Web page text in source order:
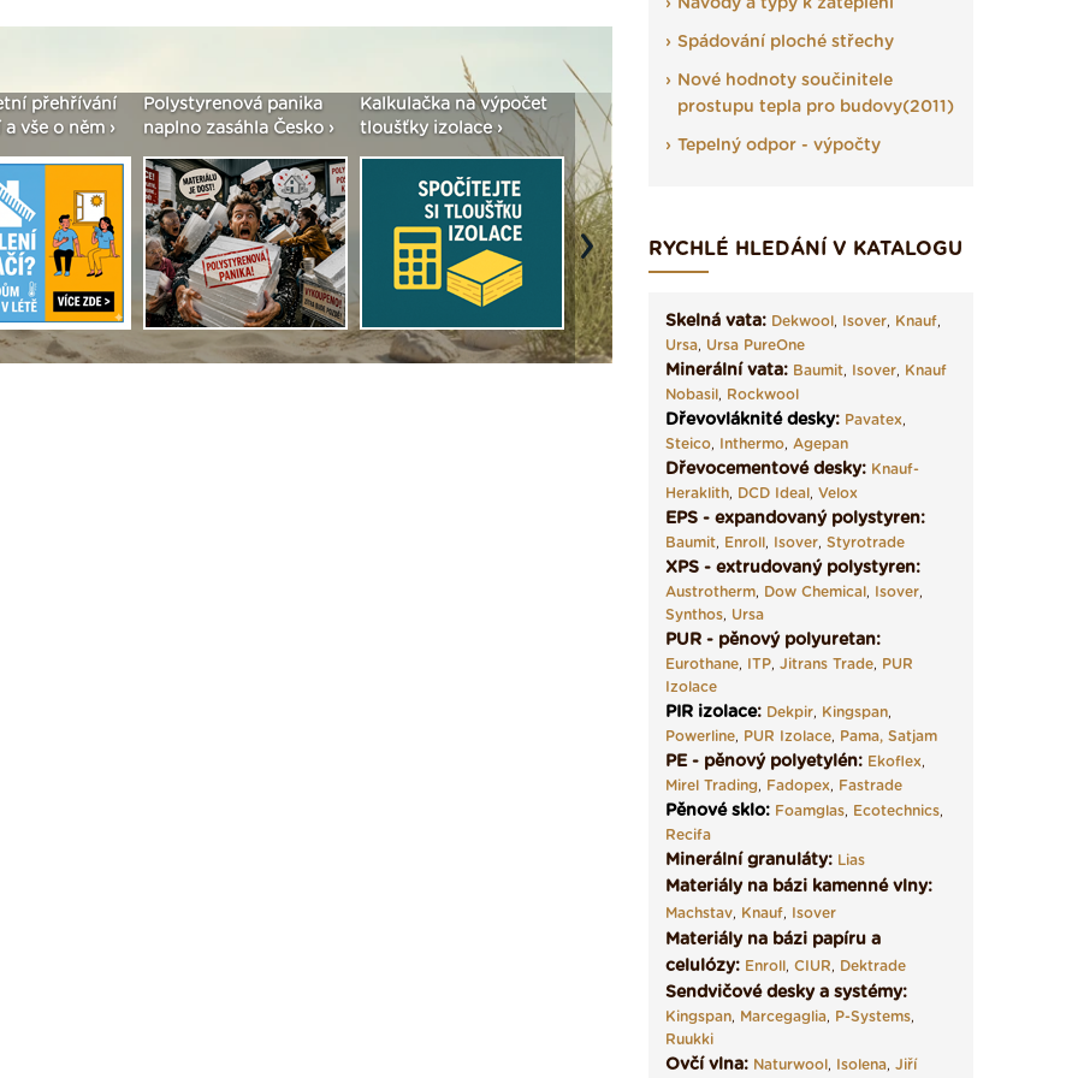
panika
zasáhla Česko ›
Kalkulačka na výpočet
tloušťky izolace ›
Seriál: Fasády ETICS a
vše podstatné v kostce ›
Vyberte si izolaci a pak
Vytvořte si vizualizaci
Next
Návody a typy k zateplení
Spádování ploché střechy
Nové hodnoty součinitele
prostupu tepla pro budovy(2011)
Tepelný odpor - výpočty
RYCHLÉ HLEDÁNÍ V KATALOGU
Skelná vata: Dekwool, Isover, Knauf,
Ursa, Ursa PureOne
Minerální vata: Baumit, Isover, Knauf
Nobasil, Rockwool
Dřevovláknité desky: Pavatex,
Steico, Inthermo, Agepan
Dřevocementové desky: Knauf-
Heraklith, DCD Ideal, Velox
EPS - expandovaný polystyren:
Baumit, Enroll, Isover, Styrotrade
XPS - extrudovaný polystyren:
Austrotherm, Dow Chemical, Isover,
Synthos, Ursa
PUR - pěnový polyuretan:
Eurothane, ITP, Jitrans Trade, PUR
Izolace
PIR izolace: Dekpir, Kingspan,
Powerline, PUR Izolace, Pama, Satjam
PE - pěnový polyetylén: Ekoflex,
Mirel Trading, Fadopex, Fastrade
Pěnové sklo: Foamglas, Ecotechnics,
Recifa
Minerální granuláty: Lias
Materiály na bázi kamenné vlny:
Machstav, Knauf, Isover
Materiály na bázi papíru a
celulózy: Enroll, CIUR, Dektrade
Sendvičové desky a systémy:
Kingspan, Marcegaglia, P-Systems,
Ruukki
Ovčí vlna: Naturwool, Isolena, Jiří